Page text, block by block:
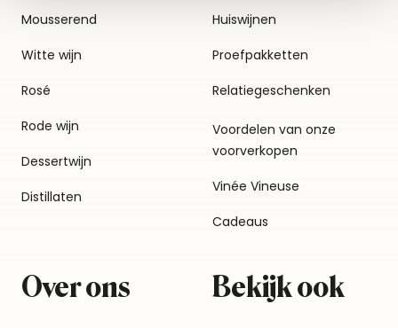
Mousserend
Witte wijn
Rosé
Rode wijn
Dessertwijn
Distillaten
Huiswijnen
Proefpakketten
Relatiegeschenken
Voordelen van onze
voorverkopen
Vinée Vineuse
Cadeaus
Over ons Bekijk ook